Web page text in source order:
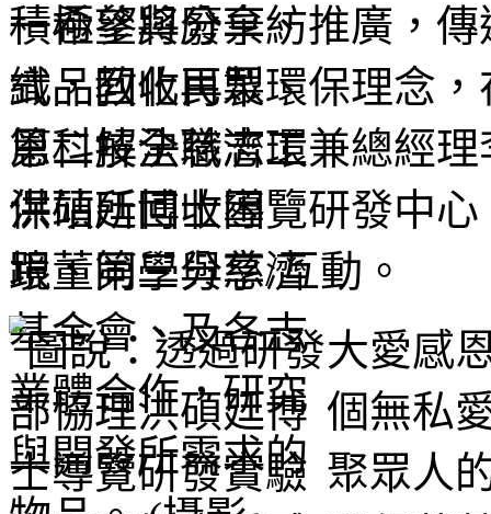
積極參與分享、推廣，
式，教化民眾環保理念
恩科技全職志工兼總經
洪碩廷博士導覽研發中
跟董同學分享/互動。
大愛感
個無私
聚眾人